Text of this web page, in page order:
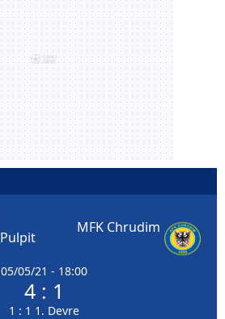
05/05/21 - 18:00
4 : 1
1 : 1 1. Devre
MFK Chrudim